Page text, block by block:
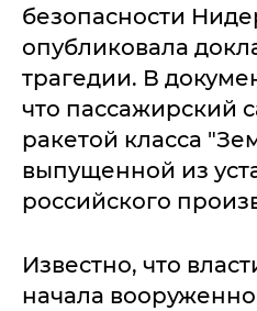
безопасности
опубликовала
трагедии. В
что пассажирский
ракетой класса
выпущенной из
российского
Известно, что
начала